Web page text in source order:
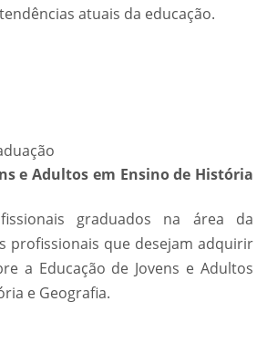
atuais da educação.
e Adultos em Ensino de História
graduados na área da
profissionais que desejam adquirir
a Educação de Jovens e Adultos
e Geografia.